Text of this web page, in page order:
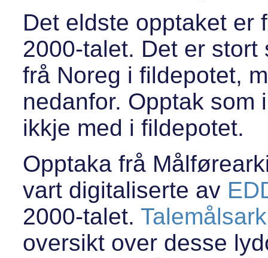
Det eldste opptaket er
2000-talet. Det er
frå Noreg i fildepotet,
nedanfor. Opptak som
ikkje med i fildepotet.
Opptaka frå
vart digitaliserte av
2000-talet.
oversikt over desse